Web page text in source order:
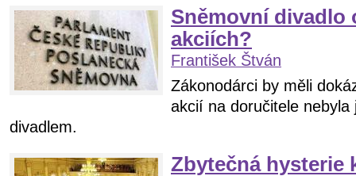
Sněmovní divadlo
akciích?
František Štván
Zákonodárci by měli
akcií na doručitele
divadlem.
Zbytečná hysterie